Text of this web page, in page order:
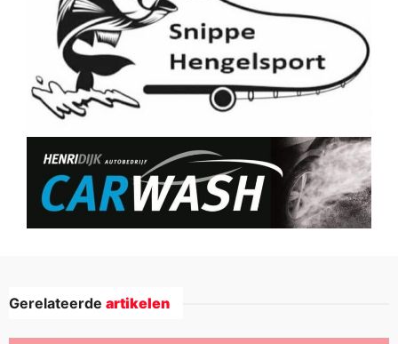
Gerelateerde artikelen